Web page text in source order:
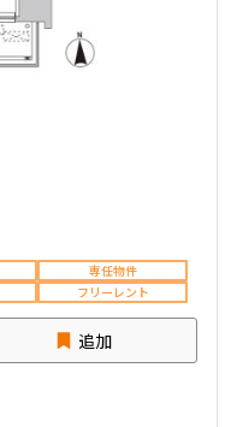
専任物件
フリーレント
追加